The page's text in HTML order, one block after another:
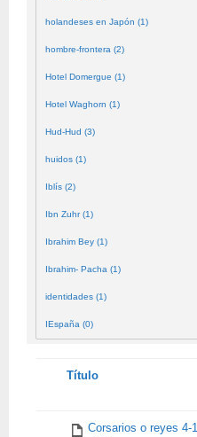
holandeses en Japón (1)
hombre-frontera (2)
Hotel Domergue (1)
Hotel Waghorn (1)
Hud-Hud (3)
huidos (1)
Iblís (2)
Ibn Zuhr (1)
Ibrahim Bey (1)
Ibrahim- Pacha (1)
identidades (1)
IEspaña (0)
Tienes
Título
Corsarios o reyes 4-